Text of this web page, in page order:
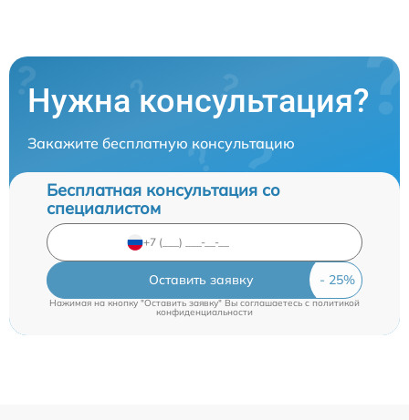
Нужна консультация?
Закажите бесплатную консультацию
Бесплатная консультация со
специалистом
Оставить заявку
Нажимая на кнопку "Оставить заявку" Вы соглашаетесь cполитикой
конфиденциальности